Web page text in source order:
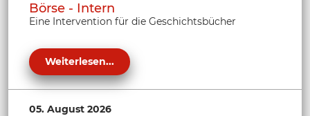
Börse - Intern
Eine Intervention für die Geschichtsbücher
Weiterlesen...
05. August 2026